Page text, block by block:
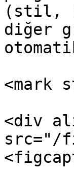
(stil,
diğer
<mark
<div
src="/